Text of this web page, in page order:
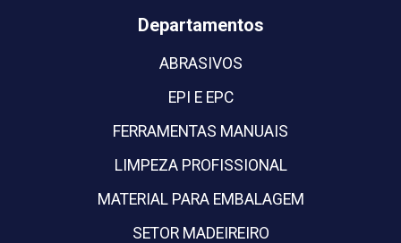
Departamentos
ABRASIVOS
EPI E EPC
FERRAMENTAS MANUAIS
LIMPEZA PROFISSIONAL
MATERIAL PARA EMBALAGEM
SETOR MADEIREIRO